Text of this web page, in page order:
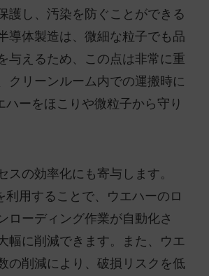
護し、汚染を防ぐことができる
導体製造は、微細な粒子でも品
与えるため、この点は非常に重
クリーンルーム内での運搬時に
ハーをほこりや微粒子から守り
スの効率化にも寄与します。
利用することで、ウエハーのロ
ローディング作業が自動化さ
幅に削減できます。また、ウエ
の削減により、破損リスクを低